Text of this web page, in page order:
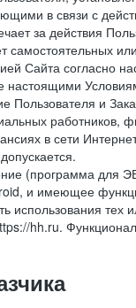
в связи с
за действия
самостоятельных
Сайта согласно
настоящими
Пользователя и
в сети
(программа для
и имеющее
использования
hh.ru.